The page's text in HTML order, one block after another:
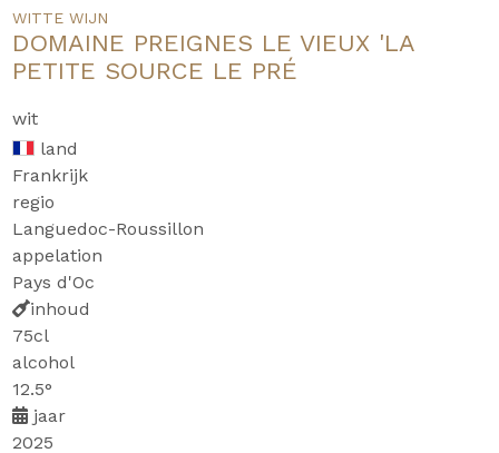
WITTE WIJN
DOMAINE PREIGNES LE VIEUX 'LA
PETITE SOURCE LE PRÉ
wit
land
Frankrijk
regio
Languedoc-Roussillon
appelation
Pays d'Oc
inhoud
75cl
alcohol
12.5°
jaar
2025